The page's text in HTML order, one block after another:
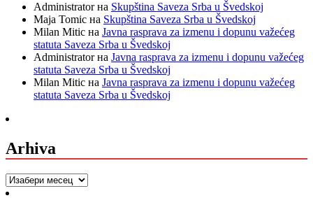
Administratorна Skupština Saveza Srba u Švedskoj
Maja Tomic на Skupština Saveza Srba u Švedskoj
Milan Mitic на Javna rasprava za izmenu i dopunu važećeg
statuta Saveza Srba u Švedskoj
Administratorна Javna rasprava za izmenu i dopunu važećeg
statuta Saveza Srba u Švedskoj
Milan Mitic на Javna rasprava za izmenu i dopunu važećeg
statuta Saveza Srba u Švedskoj
Arhiva
Arhiva